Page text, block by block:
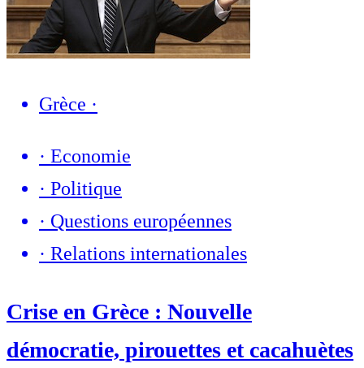
Grèce ·
· Economie
· Politique
· Questions européennes
· Relations internationales
Crise en Grèce : Nouvelle
démocratie, pirouettes et cacahuètes